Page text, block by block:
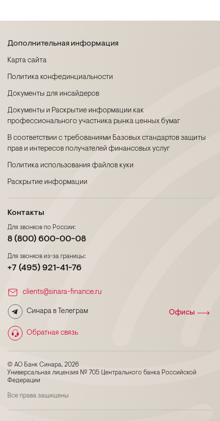
© АО Банк Синара, 2026
Универсальная лицензия № 705 Центрального банка Российской
Федерации
Все права защищены
Дополнительная информация
Карта сайта
Политика конфединциальности
Документы для инсайдеров
Документы и Раскрытие информации как
профессионального участника рынка ценных бумаг
В соответствии с требованиями Базовых стандартов защиты
прав и интересов получателей финансовых услуг
Политика использования файлов куки
Раскрытие информации
Контакты
clients@sinara-finance.ru
Синара в Телеграм
Обратная связь
Для звонков по России:
8 (800) 600-00-08
Для звонков из-за границы:
+7 (495) 921-41-76
Офисы